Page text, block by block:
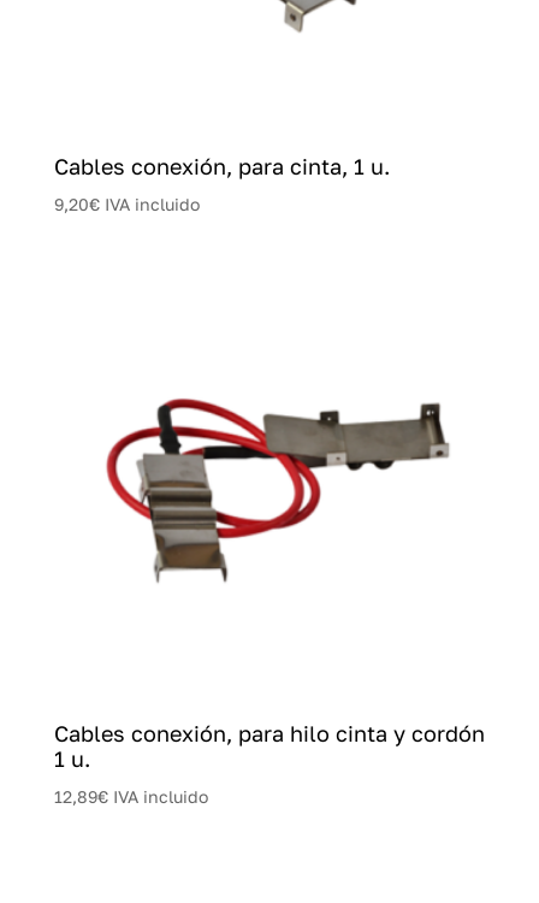
Cables conexión, para cinta, 1 u.
9,20€ IVA incluido
Cables conexión, para hilo cinta y cordón
1 u.
12,89€ IVA incluido